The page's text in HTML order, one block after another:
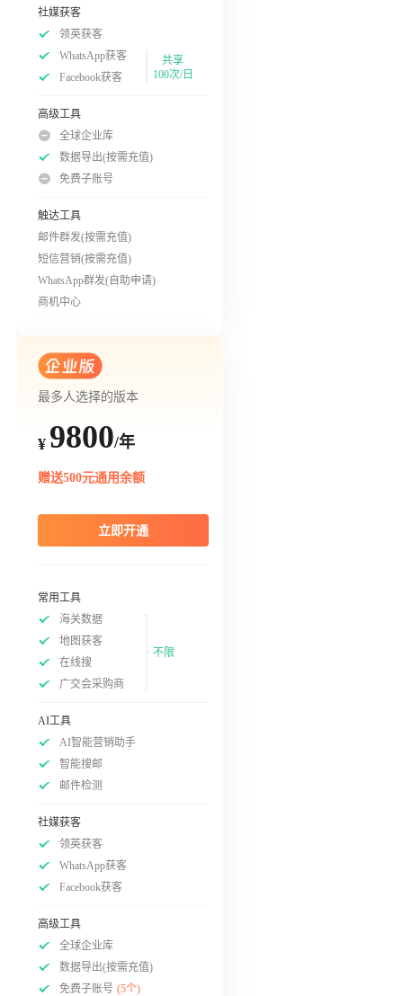
社媒获客
领英获客
WhatsApp获客
Facebook获客
共享
100次/日
高级工具
全球企业库
数据导出(按需充值)
免费子账号
触达工具
邮件群发(按需充值)
短信营销(按需充值)
WhatsApp群发(自助申请)
商机中心
最多人选择的版本
¥ 9800/年
赠送500元通用余额
立即开通
常用工具
海关数据
地图获客
在线搜
广交会采购商
不限
AI工具
AI智能营销助手
智能搜邮
邮件检测
社媒获客
领英获客
WhatsApp获客
Facebook获客
高级工具
全球企业库
数据导出(按需充值)
免费子账号 (5个)